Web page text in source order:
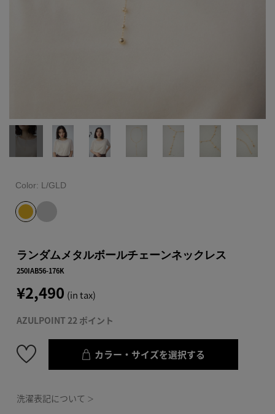
Color: L/GLD
ランダムメタルボールチェーンネックレス
250IAB56-176K
¥2,490 (in tax)
AZULPOINT 22 ポイント
カラー・サイズを選択する
洗濯表記について ＞